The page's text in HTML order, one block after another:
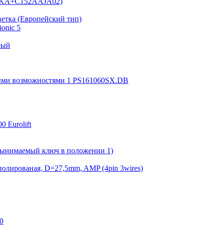
(Европейский тип)
5
возможностями 1 PS161060SX.DB
Eurolift
ключ в положении 1)
D=27,5mm, AMP (4pin 3wires)